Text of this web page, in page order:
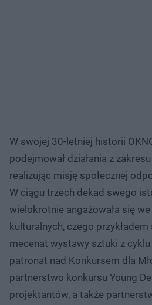
W swojej 30-letniej historii
podejmował działania z
realizując misję społecznej
W ciągu trzech dekad swego
wielokrotnie angażowała się
kulturalnych, czego
mecenat wystawy sztuki z cyklu
patronat nad Konkursem dla
partnerstwo konkursu Young
projektantów, a także